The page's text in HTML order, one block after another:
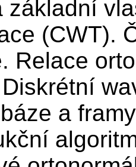
základní
(CWT).
Relace
a